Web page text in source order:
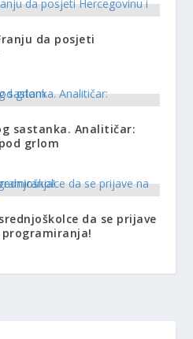
da posjeti
sastanka. Analitičar:
grlom
da se prijave